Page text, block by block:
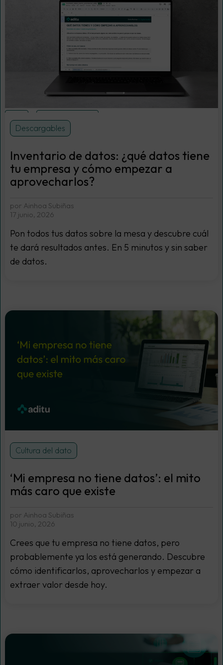
Descargables
Inventario de datos: ¿qué datos tiene
tu empresa y cómo empezar a
aprovecharlos?
por Ainhoa Subiñas
17 junio, 2026
Pon todos tus datos sobre la mesa y descubre cuál
te dará resultados antes. En 5 minutos y sin saber
de datos.
Cultura del dato
‘Mi empresa no tiene datos’: el mito
más caro que existe
por Ainhoa Subiñas
10 junio, 2026
Crees que tu empresa no tiene datos, pero
probablemente ya los está generando. Descubre
cómo identificarlos, aprovecharlos y empezar a
extraer valor desde hoy.